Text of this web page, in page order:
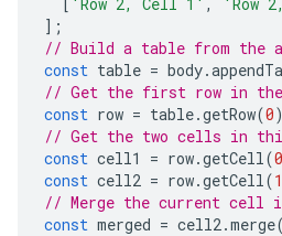
];
// Build a table from the
const table = body.
// Get the first row in
const row = table.getRow(0
// Get the two cells in
const cell1 = row.getCell(0
const cell2 = row.getCell(1
// Merge the current cell
const merged = cell2.merge